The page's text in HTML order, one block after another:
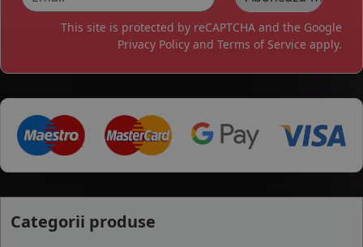
This site is protected by reCAPTCHA and the Google
Privacy Policy and Terms of Service apply.
Categorii produse